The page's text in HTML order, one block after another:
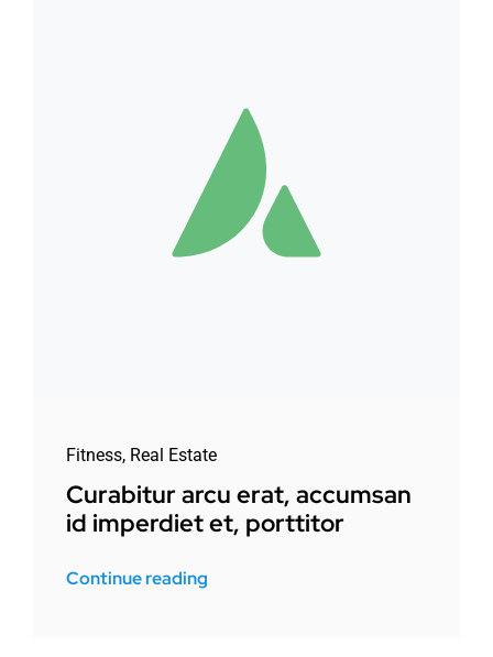
Fitness, Real Estate
Curabitur arcu erat, accumsan
id imperdiet et, porttitor
Continue reading